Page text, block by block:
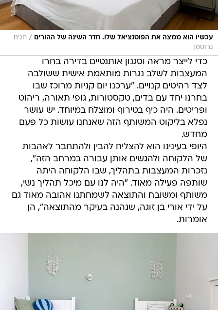
עכשיו הוא ממצה את הפוטנציאל שלו. חדר השינה של ההורים / חגית
גרוסמן
כדי לייצר מראה וסגנון אותנטיים בדירה בחרו
המעצבות לשלב נגרות מותאמת אישית ששולבה
לצד רהיטים קנויים. "ערכנו יום קניות מרוכז שבו
בחרנו יחד עם בדים, טקסטורות, גופי תאורה, ריהוט
ופריטים. היה כיף בטירוף ומוצלח במיוחד. יש עושר
נפלא בליקוט המשותף הזה שאנחנו עושות כל פעם
מחדש.
היופי בעינינו הוא להצליח להבין ולהתחבר לאהבות
של הלקוחה ולהגשים אותן עבורה במרחב הזה",
נזכרות המעצבות בתהליך, שבו הלקוחה היתה
שותפה פעילה מאוד. "היה לנו עם מיכל תהליך נשי,
משותף ומשובח והתוצאה לשמחתנו אהובה מאוד גם
על ידי אורי בן זוגה, שנהנה בעיקר מהתוצאה", הן
אומרות.